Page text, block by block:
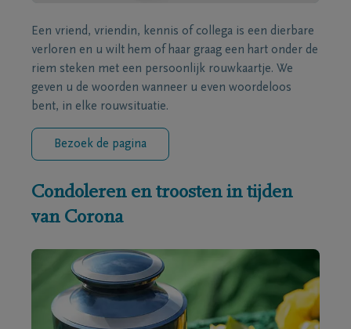
Een vriend, vriendin, kennis of collega is een dierbare
verloren en u wilt hem of haar graag een hart onder de
riem steken met een persoonlijk rouwkaartje. We
geven u de woorden wanneer u even woordeloos
bent, in elke rouwsituatie.
Bezoek de pagina
Condoleren en troosten in tijden
van Corona